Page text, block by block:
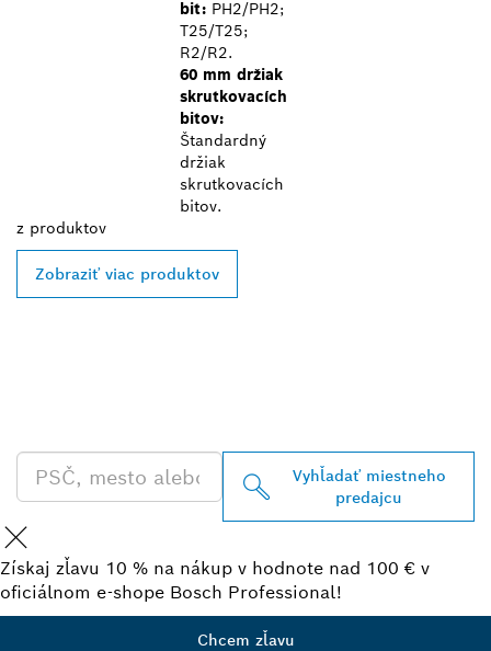
bit: PH2/PH2;
T25/T25;
R2/R2.
60 mm držiak
skrutkovacích
bitov:
Štandardný
držiak
skrutkovacích
bitov.
z produktov
Zobraziť viac produktov
Vyhľadať miestneho
predajcu
Získaj zľavu 10 % na nákup v hodnote nad 100 € v
oficiálnom e-shope Bosch Professional!
Chcem zľavu